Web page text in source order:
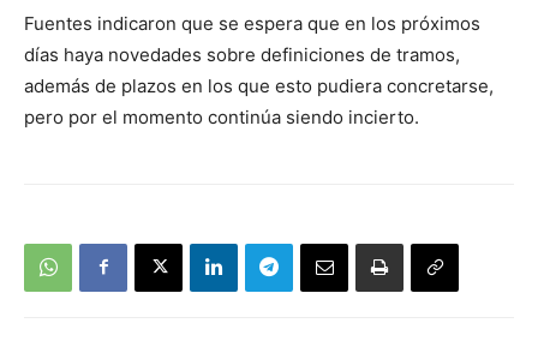
Fuentes indicaron que se espera que en los próximos
días haya novedades sobre definiciones de tramos,
además de plazos en los que esto pudiera concretarse,
pero por el momento continúa siendo incierto.